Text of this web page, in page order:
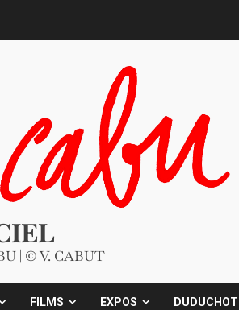
| © V. CABUT
FILMS EXPOS